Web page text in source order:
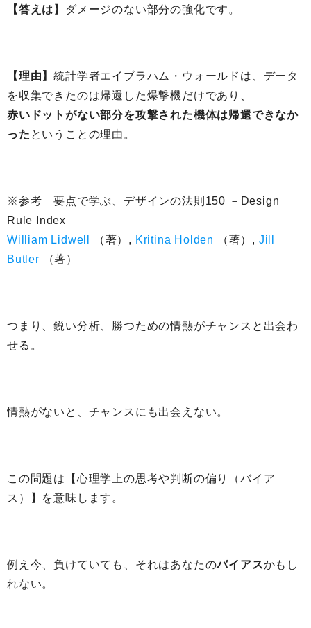
【答えは 】ダメージのない部分の強化です。
【理由】統計学者エイブラハム・ウォールドは、データ
を収集できたのは帰還した爆撃機だけであり、
赤いドットがない部分を攻撃された機体は帰還できなか
った ということの理由。
※参考 要点で学ぶ、デザインの法則150 －Design
Rule Index
William Lidwell
（著） , Kritina Holden （著） , Jill
Butler
（著）
つまり、鋭い分析、勝つための情熱がチャンスと出会わ
せる。
情熱がないと、チャンスにも出会えない。
この問題は【心理学上の思考や判断の偏り（バイア
ス）】を意味します。
例え今、負けていても、それはあなたのバイアスかもし
れない。